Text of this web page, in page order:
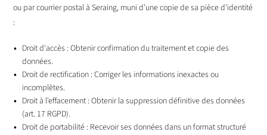
ou par courrier postal à Seraing, muni d'une copie de sa pièce d'identité
:
Droit d'accès : Obtenir confirmation du traitement et copie des
données.
Droit de rectification : Corriger les informations inexactes ou
incomplètes.
Droit à l'effacement : Obtenir la suppression définitive des données
(art. 17 RGPD).
Droit de portabilité : Recevoir ses données dans un format structuré